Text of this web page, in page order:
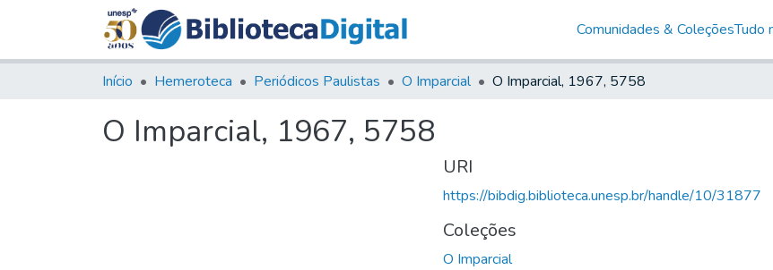
Comunidades & ColeçõesTudo
Início Hemeroteca Periódicos Paulistas O Imparcial O Imparcial, 1967, 5758
O Imparcial, 1967, 5758
URI
https://bibdig.biblioteca.unesp.br/handle/10/31877
Coleções
O Imparcial